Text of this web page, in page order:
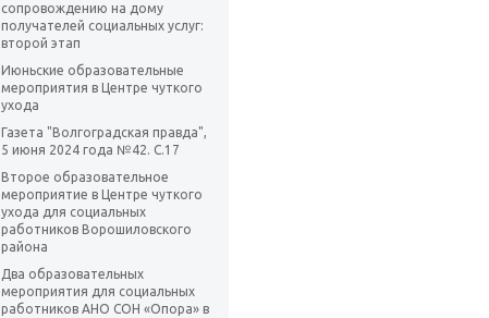
сопровождению на дому
получателей социальных услуг:
второй этап
Июньские образовательные
мероприятия в Центре чуткого
ухода
Газета "Волгоградская правда",
5 июня 2024 года №42. С.17
Второе образовательное
мероприятие в Центре чуткого
ухода для социальных
работников Ворошиловского
района
Два образовательных
мероприятия для социальных
работников АНО СОН «Опора» в